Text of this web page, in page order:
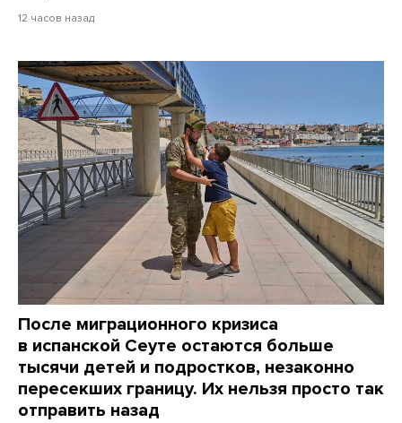
12 часов назад
После миграционного кризиса
в испанской Сеуте остаются больше
тысячи детей и подростков, незаконно
пересекших границу. Их нельзя просто так
отправить назад